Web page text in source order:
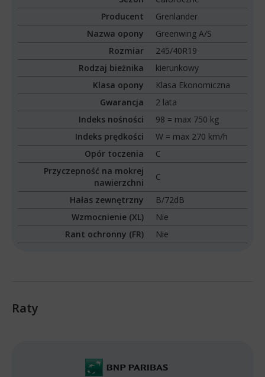
Producent
Grenlander
Nazwa opony
Greenwing A/S
Rozmiar
245/40R19
Rodzaj bieżnika
kierunkowy
Klasa opony
Klasa Ekonomiczna
Gwarancja
2 lata
Indeks nośności
98 = max 750 kg
Indeks prędkości
W = max 270 km/h
Opór toczenia
C
Przyczepność na mokrej
nawierzchni
C
Hałas zewnętrzny
B/72dB
Wzmocnienie (XL)
Nie
Rant ochronny (FR)
Nie
Raty